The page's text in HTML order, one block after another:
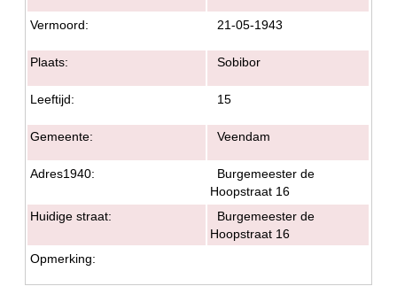
Vermoord: 21-05-1943
Plaats: Sobibor
Leeftijd: 15
Gemeente: Veendam
Adres1940:
Burgemeester de
Hoopstraat 16
Huidige straat:
Burgemeester de
Hoopstraat 16
Opmerking: